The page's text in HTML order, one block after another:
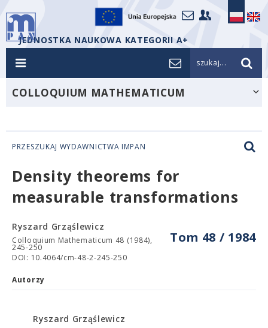
JEDNOSTKA NAUKOWA KATEGORII A+
szukaj...
COLLOQUIUM MATHEMATICUM
PRZESZUKAJ WYDAWNICTWA IMPAN
Density theorems for
measurable transformations
Tom 48 / 1984
Ryszard Grząślewicz
Colloquium Mathematicum 48 (1984),
245-250
DOI: 10.4064/cm-48-2-245-250
Autorzy
Ryszard Grząślewicz